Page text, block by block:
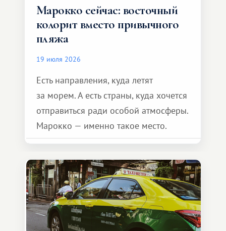
Марокко сейчас: восточный
колорит вместо привычного
пляжа
19 июля 2026
Есть направления, куда летят
за морем. А есть страны, куда хочется
отправиться ради особой атмосферы.
Марокко — именно такое место.